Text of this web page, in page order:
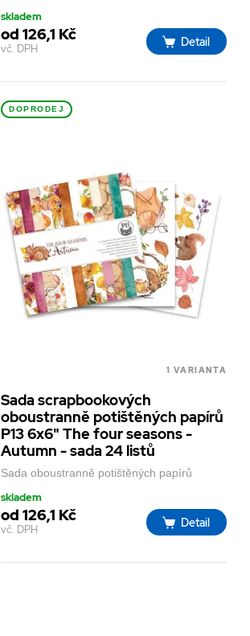
skladem
od 126,1 Kč
vč. DPH Detail
DOPRODEJ
1 VARIANTA
Sada scrapbookových
oboustranně potištěných papírů
P13 6x6" The four seasons -
Autumn - sada 24 listů
Sada oboustranně potištěných papírů
skladem
od 126,1 Kč
vč. DPH Detail